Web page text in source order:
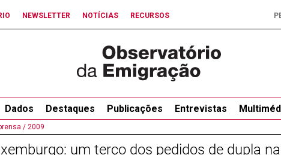
NEWSLETTER NOTÍCIAS RECURSOS
Dados Destaques Publicações Entrevistas
/ 2009
um terço dos pedidos de dupla